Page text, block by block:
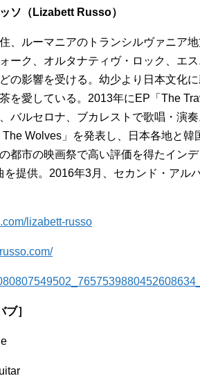
ソ（Lizabett Russo）
、ルーマニアのトランシルヴァニア
ーク、オルタナティヴ・ロック、エ
の影響を受ける。幼少より日本文化
を愛している。2013年にEP「The
バルセロナ、ブカレストで歌唱・演
The Wolves」を発表し、日本各地と
都市の映画祭で高い評価を得たイン
を提供。2016年3月、セカンド・アル
lizabett-russo
］